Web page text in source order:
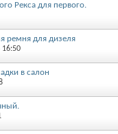
Рекса для первого.
ремня для дизеля
16:50
в салон